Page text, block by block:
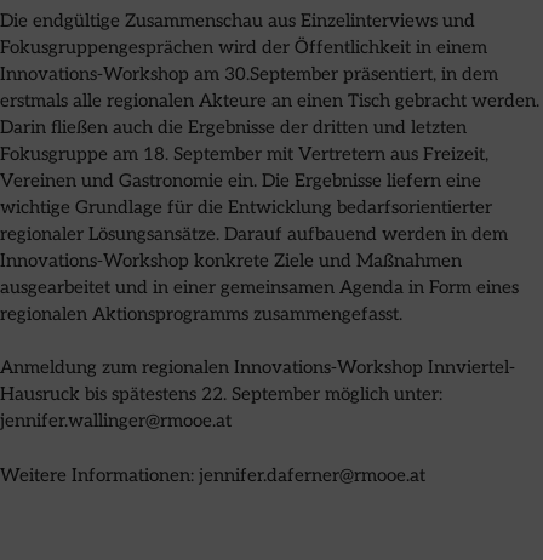
Die endgültige Zusammenschau aus Einzelinterviews und
Fokusgruppengesprächen wird der Öffentlichkeit in einem
Innovations-Workshop am 30.September präsentiert, in dem
erstmals alle regionalen Akteure an einen Tisch gebracht werden.
Darin fließen auch die Ergebnisse der dritten und letzten
Fokusgruppe am 18. September mit Vertretern aus Freizeit,
Vereinen und Gastronomie ein. Die Ergebnisse liefern eine
wichtige Grundlage für die Entwicklung bedarfsorientierter
regionaler Lösungsansätze. Darauf aufbauend werden in dem
Innovations-Workshop konkrete Ziele und Maßnahmen
ausgearbeitet und in einer gemeinsamen Agenda in Form eines
regionalen Aktionsprogramms zusammengefasst.
Anmeldung zum regionalen Innovations-Workshop Innviertel-
Hausruck bis spätestens 22. September möglich unter:
jennifer.wallinger@rmooe.at
Weitere Informationen: jennifer.daferner@rmooe.at